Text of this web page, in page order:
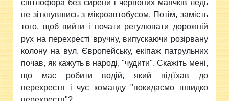
світлофора без сирени і червоних маячків ледь
не зіткнувшись з мікроавтобусом. Потім, замість
того, щоб вийти і почати регулювати дорожній
рух на перехресті вручну, випускаючи розірвану
колону на вул. Європейську, екіпаж патрульних
почав, як кажуть в народі, "чудити". Скажіть мені,
що має робити водій, який під'їхав до
перехрестя і чує команду "покидаємо швидко